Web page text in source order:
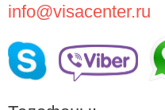
info@visacenter.ru